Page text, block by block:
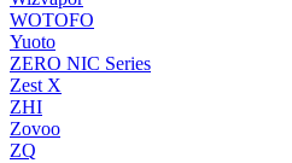
WOTOFO
Yuoto
ZERO NIC Series
Zest X
ZHI
Zovoo
ZQ